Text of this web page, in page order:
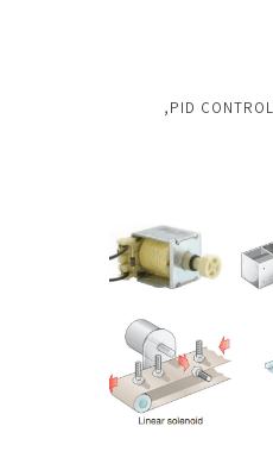
VFD نصب و برنامه نویسی PID CONTROL, RAMPING, GROUNDING, BREAKING,